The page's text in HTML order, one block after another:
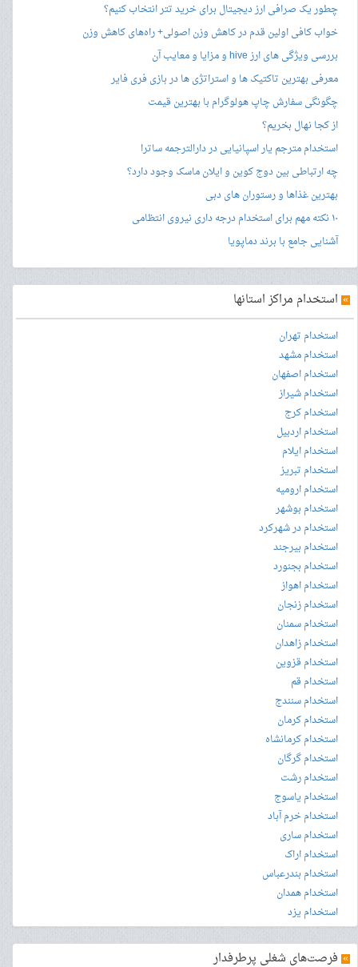
چطور یک صرافی ارز دیجیتال برای خرید تتر انتخاب کنیم؟
خواب کافی اولین قدم در کاهش وزن اصولی+ راه‌های کاهش وزن
بررسی ویژگی های ارز hive و مزایا و معایب آن
معرفی بهترین تاکتیک ها و استراتژی ها در بازی فری فایر
چگونگی سفارش چاپ هولوگرام با بهترین قیمت
از کجا نهال بخریم؟
استخدام مترجم یار اسپانیایی در دارالترجمه ساترا
چه ارتباطی بین دوج کوین و ایلان ماسک وجود دارد؟
بهترین غذاها و رستوران های دبی
۱۰ نکته مهم برای استخدام درجه داری نیروی انتظامی
آشنایی جامع با برند دماپویا
» استخدام مراکز استانها
استخدام تهران
استخدام مشهد
استخدام اصفهان
استخدام شیراز
استخدام کرج
استخدام اردبیل
استخدام ایلام
استخدام تبریز
استخدام ارومیه
استخدام بوشهر
استخدام در شهرکرد
استخدام بیرجند
استخدام بجنورد
استخدام اهواز
استخدام زنجان
استخدام سمنان
استخدام زاهدان
استخدام قزوین
استخدام قم
استخدام سنندج
استخدام کرمان
استخدام کرمانشاه
استخدام گرگان
استخدام رشت
استخدام یاسوج
استخدام خرم آباد
استخدام ساری
استخدام اراک
استخدام بندرعباس
استخدام همدان
استخدام یزد
» فرصت‌های شغلی پرطرفدار